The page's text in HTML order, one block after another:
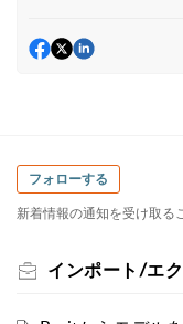
フォローする
新着情報の通知を受け取る
インポート/エ